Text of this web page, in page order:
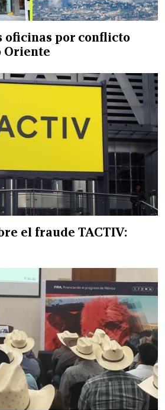
oficinas por conflicto
Oriente
el fraude TACTIV: